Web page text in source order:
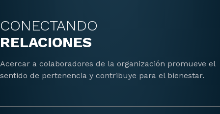
CONECTANDO
RELACIONES
Acercar a colaboradores de la organización promueve el
sentido de pertenencia y contribuye para el bienestar.